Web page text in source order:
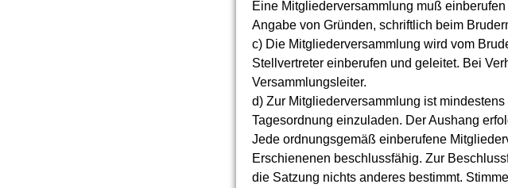
Eine Mitgliederversammlung muß
Angabe von Gründen, schriftlich beim
c) Die Mitgliederversammlung wird vom
Stellvertreter einberufen und geleitet. Bei
Versammlungsleiter.
d) Zur Mitgliederversammlung ist
Tagesordnung einzuladen. Der Aushang
Jede ordnungsgemäß einberufene
Erschienenen beschlussfähig. Zur
die Satzung nichts anderes bestimmt.